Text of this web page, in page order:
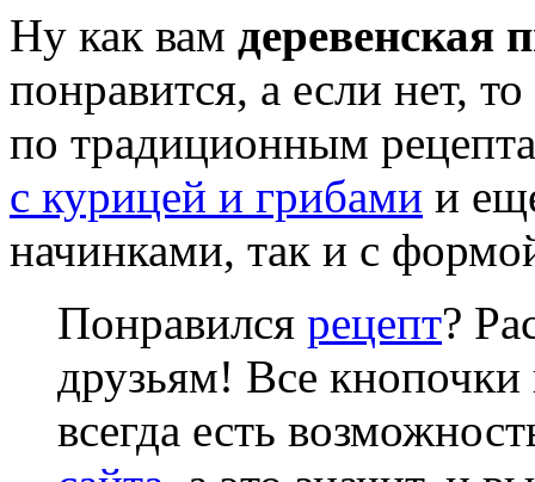
Ну как вам деревенская
понравится, а если нет,
по традиционным
с курицей и грибами и
начинками, так и с
Понравился рецепт?
друзьям! Все кнопочки
всегда есть